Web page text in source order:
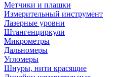
Метчики и плашки
Измерительный инструмент
Лазерные уровни
Штангенциркули
Микрометры
Дальномеры
Угломеры
Шнуры, нити красящие